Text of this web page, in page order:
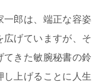
一郎は、端正な容
広げていますが、
てきた敏腕秘書の
上げることに人